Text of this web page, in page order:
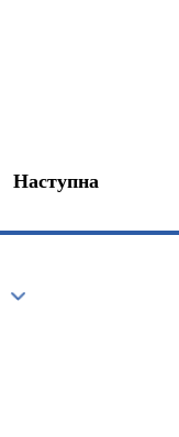
Наступна